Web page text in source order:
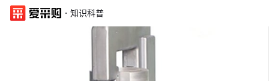
· 知识科普